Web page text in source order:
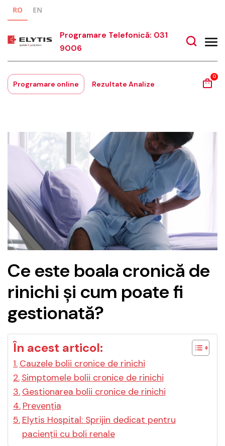
RO EN
Programare Telefonică: 031
9006
Programare online Rezultate Analize
0
Ce este boala cronică de
rinichi și cum poate fi
gestionată?
În acest articol:
Cauzele bolii cronice de rinichi
Simptomele bolii cronice de rinichi
Gestionarea bolii cronice de rinichi
Prevenția
Elytis Hospital: Sprijin dedicat pentru
pacienții cu boli renale